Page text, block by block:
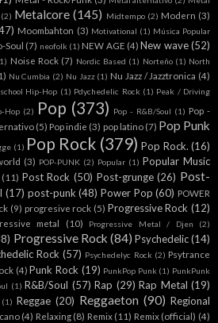
(2) Metalcore (145) Midtempo (2) Modern (3)
Moombahton (3) Motivational (1) Música Popular
Soul (7) neofolk (1) NEW AGE (4) New wave (52)
Noise Rock (7) Nordic Based (1) Norteño (1) North
Nu Cumbia (2) Nu Jazz (1) Nu Jazz / Jazztronica (4)
Hip-Hop (1) Pdychedelic Rock (1) Peak / Driving
Hop (2) Pop (373) Pop - R&B/Soul (1) Pop -
(5) Pop indie (3) pop latino (7) Pop Punk
(1) Pop Rock (379) Pop Rock. (16)
(3) POP-PUNK (2) Popular (1) Popular Music
(11) Post Rock (50) Post-grunge (26) Post-
(17) post-punk (48) Power Pop (60) POWER
(9) progresive rock (5) Progressive Rock (12)
metal (10) Progressive Metal / Djen (2)
Progressive Rock (84) Psychedelic(14)
Rock (57) Psychedelyc Rock (2) Psytrance
(4) Punk Rock (19) PunkPop Punk (1) PunkPunk
(1) R&B/Soul (57) Rap (29) Rap Metal (19)
(1) Reggae (20) Reggaeton (90) Regional
(4) Relaxing (8) Remix (11) Remix (official) (4)